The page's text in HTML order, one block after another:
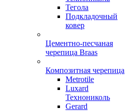
Тегола
Подкладочный
ковер
Цементно-песчаная
черепица Braas
Композитная черепица
Metrotile
Luxard
Технониколь
Gerard